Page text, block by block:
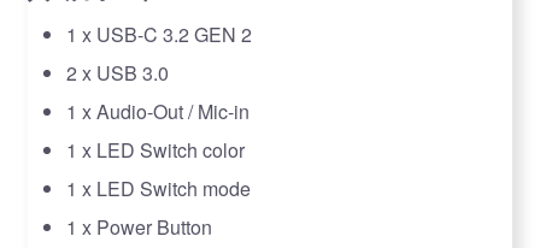
1 x USB-C 3.2 GEN 2
2 x USB 3.0
1 x Audio-Out / Mic-in
1 x LED Switch color
1 x LED Switch mode
1 x Power Button